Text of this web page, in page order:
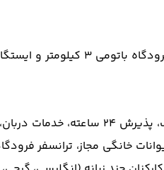
ساعته،
خدمات
خانگی مجاز، ترانسفر